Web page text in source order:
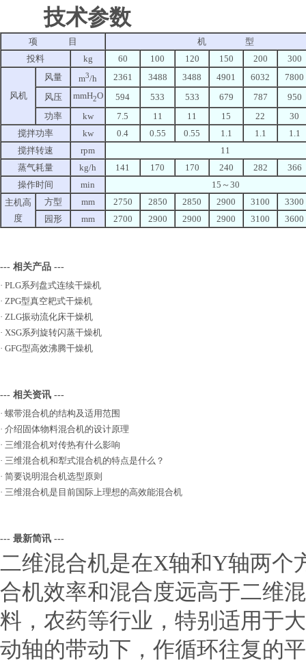
技术参数
项 目
机 型
投料
kg 60 100 120 150 200 300
风机
风量 m3/h 2361 3488 3488 4901 6032
7800
风压
mmH2O 594 533 533 679 787
950
功率
kw 7.5 11 11 15 22
30
搅拌功率
kw 0.4 0.55 0.55 1.1 1.1
1.1
搅拌转速
rpm
11
蒸气耗量
kg/h 141 170 170 240 282
366
操作时间
min
15～30
主机高
度
方型 mm 2750 2850 2850 2900 3100
3300
园形
mm 2700 2900 2900 2900 3100 3600
--- 相关产品 ---
· PLG系列盘式连续干燥机
· ZPG型真空耙式干燥机
· ZLG振动流化床干燥机
· XSG系列旋转闪蒸干燥机
· GFG型高效沸腾干燥机
--- 相关资讯 ---
· 螺带混合机的结构及适用范围
· 介绍固体物料混合机的设计原理
· 三维混合机对传热有什么影响
· 三维混合机和犁式混合机的特点是什么？
· 简要说明混合机选型原则
· 三维混合机是目前国际上理想的高效能混合机
--- 最新简讯 ---
二维混合机是在X轴和Y轴两个
合机效率和混合度远高于二维
料，农药等行业，特别适用于
动轴的带动下，作循环往复的